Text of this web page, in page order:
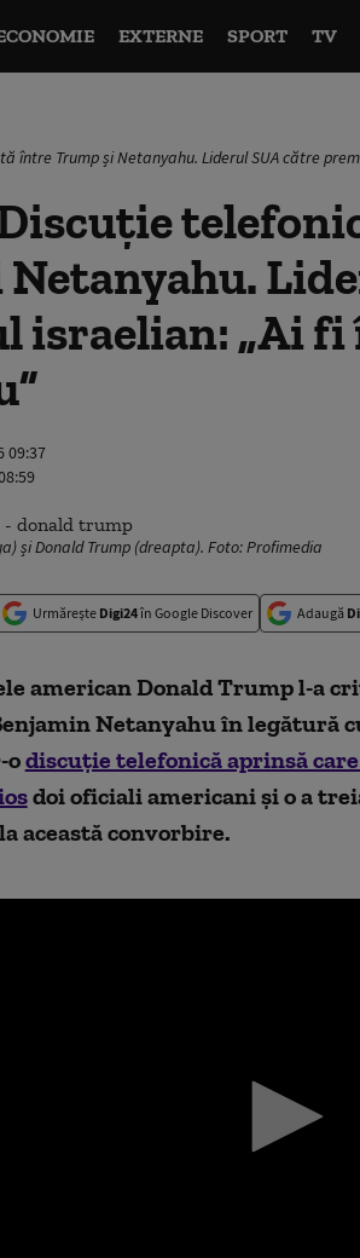
EXTERNE SPORT TV
între Trump și Netanyahu. Liderul SUA către
israelian: „Ai fi
09:37
și Donald Trump (dreapta). Foto: Profimedia
Urmărește Digi24în Google Discover Adaugă
american Donald Trump l-a
Netanyahu în legătură
odiscuție telefonică aprinsă
doi oficiali americani și o a
această convorbire.